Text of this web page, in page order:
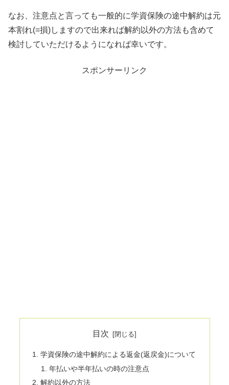
なお、注意点と言っても一般的に学資保険の途中解約は元
本割れ(=損)しますので出来れば解約以外の方法も含めて
検討していただけるようになれば幸いです。
スポンサーリンク
目次
学資保険の途中解約による返金(返戻金)について
年払いや半年払いの時の注意点
解約以外の方法